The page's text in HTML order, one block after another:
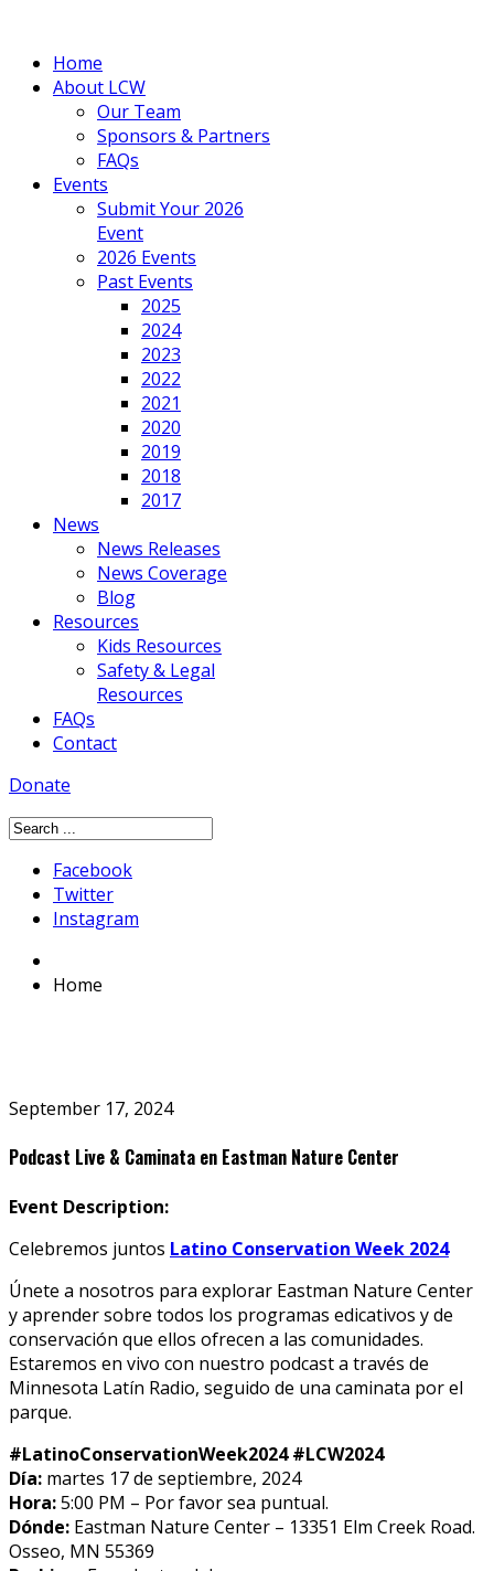
Home
About LCW
Our Team
Sponsors & Partners
FAQs
Events
Submit Your 2026
Event
2026 Events
Past Events
2025
2024
2023
2022
2021
2020
2019
2018
2017
News
News Releases
News Coverage
Blog
Resources
Kids Resources
Safety & Legal
Resources
FAQs
Contact
Donate
Facebook
Twitter
Instagram
Home
September 17, 2024
Podcast Live & Caminata en Eastman Nature Center
Event Description:
Celebremos juntos Latino Conservation Week 2024
Únete a nosotros para explorar Eastman Nature Center
y aprender sobre todos los programas edicativos y de
conservación que ellos ofrecen a las comunidades.
Estaremos en vivo con nuestro podcast a través de
Minnesota Latín Radio, seguido de una caminata por el
parque.
#LatinoConservationWeek2024 #LCW2024
Día: martes 17 de septiembre, 2024
Hora:5:00 PM – Por favor sea puntual.
Dónde: Eastman Nature Center – 13351 Elm Creek Road.
Osseo, MN 55369